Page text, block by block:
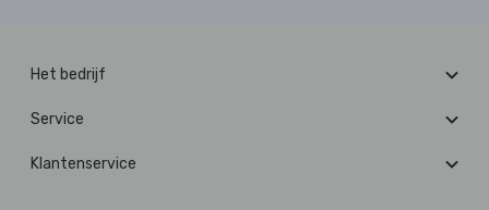
Het bedrijf
Service
Klantenservice